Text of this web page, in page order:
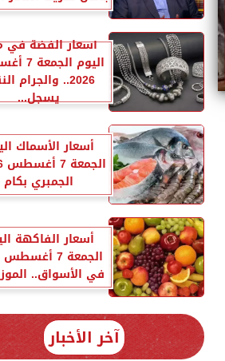
أسعار الفضة في
اليوم
2026.. والجرام
يسجل...
أسعار الأسماك
الجمبري بكام
أسعار الفاكهة
في الأسواق..
آخر الأخبار